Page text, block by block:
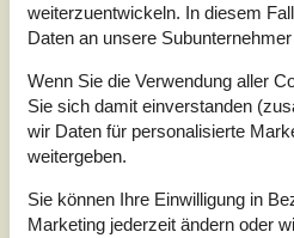
weiterzuentwickeln. In diesem
Daten an unsere
Wenn Sie die Verwendung aller
Sie sich damit einverstanden
wir Daten für personalisierte
weitergeben.
Sie können Ihre Einwilligung in
Marketing jederzeit ändern oder